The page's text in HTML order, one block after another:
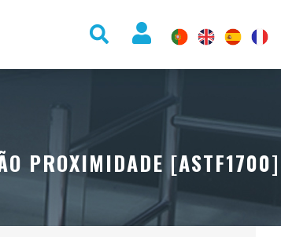
PROXIMIDADE [ASTF1700]